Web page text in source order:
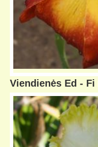
Viendienės Ed - Fi